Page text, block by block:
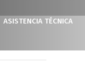
ASISTENCIA TÉCNICA